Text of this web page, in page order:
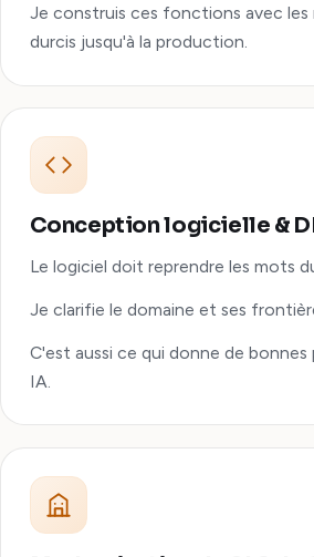
Je construis ces fonctions avec les
durcis jusqu'à la production.
Conception logicielle &
Le logiciel doit reprendre les mots
Je clarifie le domaine et ses
C'est aussi ce qui donne de bonnes
IA.